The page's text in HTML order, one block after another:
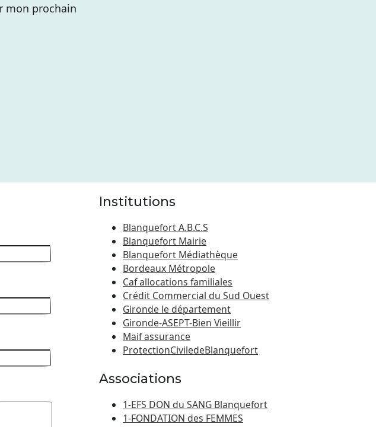
mon prochain
Institutions
Blanquefort A.B.C.S
Blanquefort Mairie
Blanquefort Médiathèque
Bordeaux Métropole
Caf allocations familiales
Crédit Commercial du Sud Ouest
Gironde le département
Gironde-ASEPT-Bien Vieillir
Maif assurance
ProtectionCiviledeBlanquefort
Associations
1-EFS DON du SANG Blanquefort
1-FONDATION des FEMMES